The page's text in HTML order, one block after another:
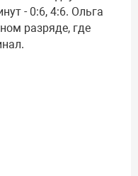
- 0:6, 4:6. Ольга
разряде, где